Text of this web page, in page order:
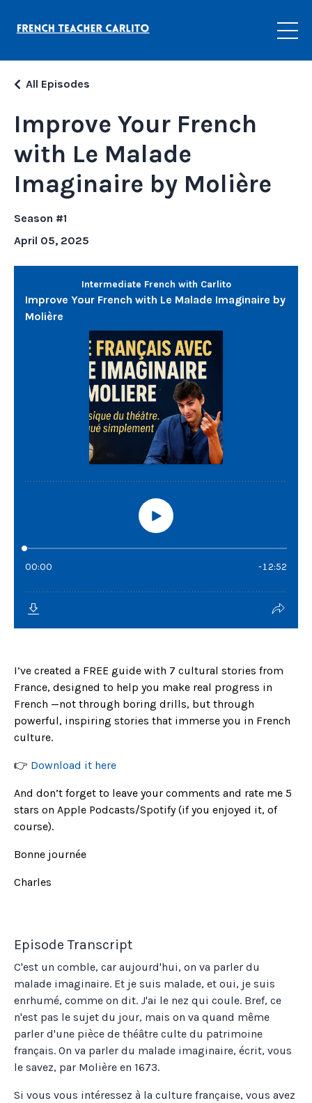
Improve Your French
with Le Malade
Imaginaire by Molière
All Episodes
Season #1
April 05, 2025
I’ve created a FREE guide with 7 cultural stories from
France, designed to help you make real progress in
French —not through boring drills, but through
powerful, inspiring stories that immerse you in French
culture.
👉 Download it here
And don’t forget to leave your comments and rate me 5
stars on Apple Podcasts/Spotify (if you enjoyed it, of
course).
Bonne journée
Charles
Episode Transcript
C'est un comble, car aujourd'hui, on va parler du
malade imaginaire. Et je suis malade, et oui, je suis
enrhumé, comme on dit. J'ai le nez qui coule. Bref, ce
n'est pas le sujet du jour, mais on va quand même
parler d'une pièce de théâtre culte du patrimoine
français. On va parler du malade imaginaire, écrit, vous
le savez, par Molière en 1673.
Si vous vous intéressez à la culture française, vous avez